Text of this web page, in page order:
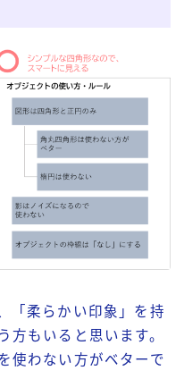
「柔らかい印象」を持
方もいると思います。
使わない方がベターで